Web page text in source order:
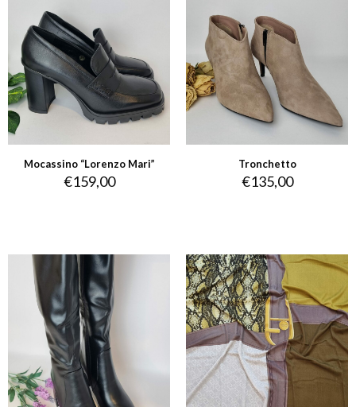
Mocassino “Lorenzo Mari”
€159,00
Tronchetto
€135,00